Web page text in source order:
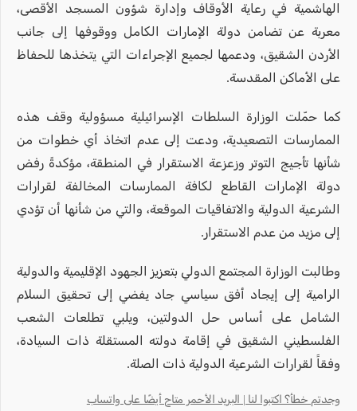
الهاشمية في رعاية الأوقاف وإدارة شؤون المسجد الأقصى،
معربة عن تضامن دولة الإمارات الكامل ووقوفها إلى جانب
الأردن الشقيق، ودعمها لجميع الإجراءات التي يتخذها للحفاظ
على الأماكن المقدسة.
كما حمّلت الوزارة السلطات الإسرائيلية مسؤولية وقف هذه
الممارسات التصعيدية، ودعت إلى عدم اتخاذ أي خطوات من
شأنها تأجيج التوتر وزعزعة الاستقرار في المنطقة، مؤكدةً رفض
دولة الإمارات القاطع لكافة الممارسات المخالفة لقرارات
الشرعية الدولية والاتفاقيات الموقعة، والتي من شأنها أن تؤدي
إلى مزيد من عدم الاستقرار.
وطالبت الوزارة المجتمع الدولي بتعزيز الجهود الإقليمية والدولية
الرامية إلى إيجاد أفق سياسي جاد يفضي إلى تحقيق السلام
الشامل على أساس حل الدولتين، ويلبي تطلعات الشعب
الفلسطيني الشقيق في إقامة دولته المستقلة ذات السيادة،
وفقاً لقرارات الشرعية الدولية ذات الصلة.
وجدتم خطأ؟ اكتبوا لنا | البريد الأحمر متاح أيضًا على واتساب